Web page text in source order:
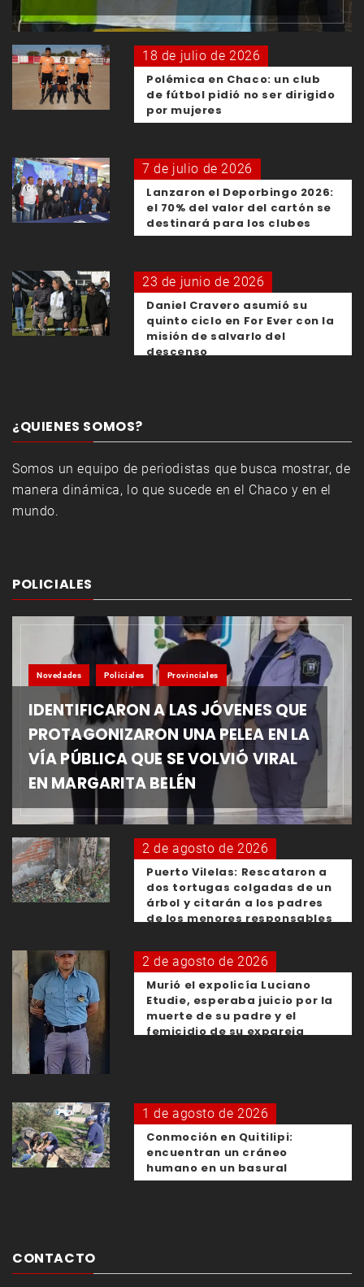
18 de julio de 2026
Polémica en Chaco: un club
de fútbol pidió no ser dirigido
por mujeres
7 de julio de 2026
Lanzaron el Deporbingo 2026:
el 70% del valor del cartón se
destinará para los clubes
23 de junio de 2026
Daniel Cravero asumió su
quinto ciclo en For Ever con la
misión de salvarlo del
descenso
¿QUIENES SOMOS?
Somos un equipo de periodistas que busca mostrar, de
manera dinámica, lo que sucede en el Chaco y en el
mundo.
POLICIALES
Novedades Policiales Provinciales
IDENTIFICARON A LAS JÓVENES QUE
PROTAGONIZARON UNA PELEA EN LA
VÍA PÚBLICA QUE SE VOLVIÓ VIRAL
EN MARGARITA BELÉN
2 de agosto de 2026
Puerto Vilelas: Rescataron a
dos tortugas colgadas de un
árbol y citarán a los padres
de los menores responsables
2 de agosto de 2026
Murió el expolicía Luciano
Etudie, esperaba juicio por la
muerte de su padre y el
femicidio de su expareja
1 de agosto de 2026
Conmoción en Quitilipi:
encuentran un cráneo
humano en un basural
CONTACTO